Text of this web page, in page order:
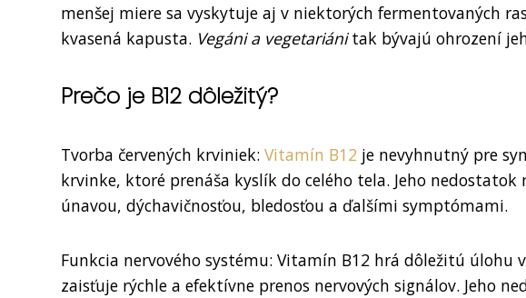
menšej miere sa vyskytuje aj v niektorých fermentovaných
kvasená kapusta. Vegáni a vegetariánitak bývajú ohrození
Prečo je B12 dôležitý?
Tvorba červených krviniek: Vitamín B12 je nevyhnutný pre
krvinke, ktoré prenáša kyslík do celého tela. Jeho nedostatok
únavou, dýchavičnosťou, bledosťou a ďalšími symptómami.
Funkcia nervového systému: Vitamín B12 hrá dôležitú úlohu
zaisťuje rýchle a efektívne prenos nervových signálov. Jeho